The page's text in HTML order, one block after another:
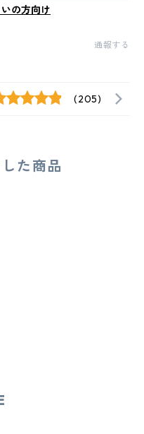
の方向け
通報する
(205)
た商品